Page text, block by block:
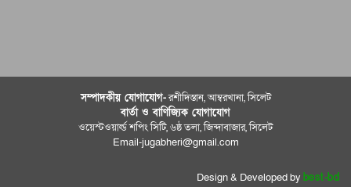
সম্পাদকীয় যােগাযোগ-রশীদিস্তান, আম্বরখানা, সিলেট
বার্তা ও বাণিজ্যিক যোগাযােগ
ওয়েস্টওয়ার্ল্ড শপিং সিটি, ৬ষ্ঠ তলা, জিন্দাবাজার, সিলেট
Email-jugabheri@gmail.com
Design & Developed by best-bd